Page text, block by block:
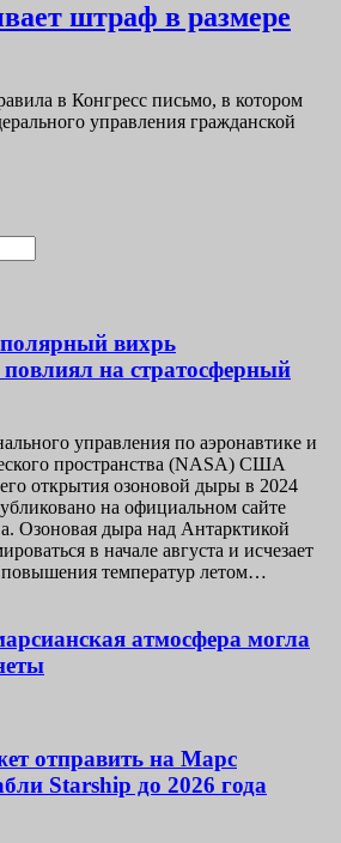
штраф в размере
в Конгресс письмо, в котором
управления гражданской
вихрь
на стратосферный
управления по аэронавтике и
пространства (NASA) США
открытия озоновой дыры в 2024
на официальном сайте
Озоновая дыра над Антарктикой
в начале августа и исчезает
повышения температур летом…
атмосфера могла
отправить на Марс
Starship до 2026 года